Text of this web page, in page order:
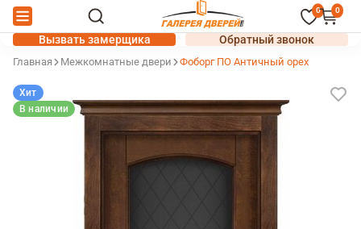
0 0
Вызвать замерщика Обратный звонок
Главная Межкомнатные двери Фоборг ПО Античный орех
Хит
В наличии